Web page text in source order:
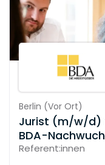
Berlin (Vor Ort)
Jurist (m/w/d)
BDA-
Referent:innen